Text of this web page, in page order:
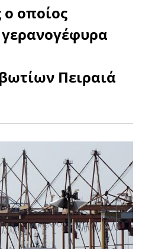
οποίος
Πειραιά